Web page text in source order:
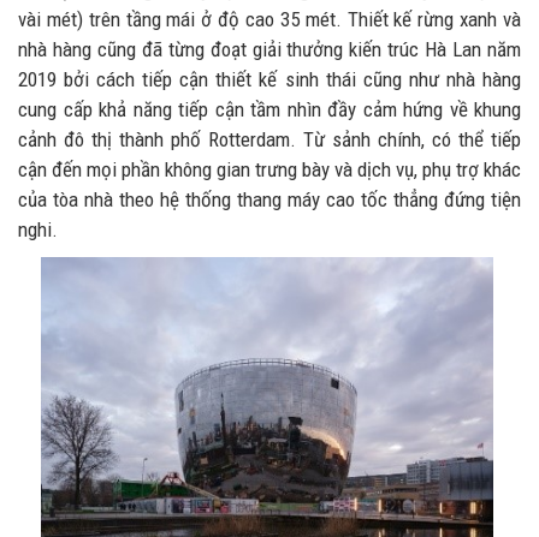
vài mét) trên tầng mái ở độ cao 35 mét. Thiết kế rừng xanh và
nhà hàng cũng đã từng đoạt giải thưởng kiến trúc Hà Lan năm
2019 bởi cách tiếp cận thiết kế sinh thái cũng như nhà hàng
cung cấp khả năng tiếp cận tầm nhìn đầy cảm hứng về khung
cảnh đô thị thành phố Rotterdam. Từ sảnh chính, có thể tiếp
cận đến mọi phần không gian trưng bày và dịch vụ, phụ trợ khác
của tòa nhà theo hệ thống thang máy cao tốc thẳng đứng tiện
nghi.